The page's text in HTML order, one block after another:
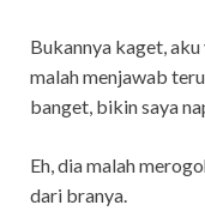
Bukannya kaget,
malah menjawab
banget, bikin saya
Eh, dia malah
dari branya.